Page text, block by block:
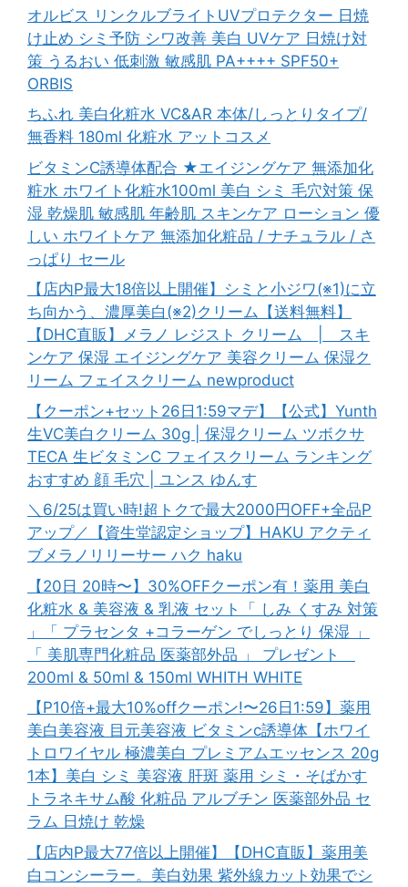
オルビス リンクルブライトUVプロテクター 日焼
け止め シミ予防 シワ改善 美白 UVケア 日焼け対
策 うるおい 低刺激 敏感肌 PA++++ SPF50+
ORBIS
ちふれ 美白化粧水 VC&AR 本体/しっとりタイプ/
無香料 180ml 化粧水 アットコスメ
ビタミンC誘導体配合 ★エイジングケア 無添加化
粧水 ホワイト化粧水100ml 美白 シミ 毛穴対策 保
湿 乾燥肌 敏感肌 年齢肌 スキンケア ローション 優
しい ホワイトケア 無添加化粧品 / ナチュラル / さ
っぱり セール
【店内P最大18倍以上開催】シミと小ジワ(※1)に立
ち向かう、濃厚美白(※2)クリーム【送料無料】
【DHC直販】メラノ レジスト クリーム | スキ
ンケア 保湿 エイジングケア 美容クリーム 保湿ク
リーム フェイスクリーム newproduct
【クーポン+セット26日1:59マデ】【公式】Yunth
生VC美白クリーム 30g | 保湿クリーム ツボクサ
TECA 生ビタミンC フェイスクリーム ランキング
おすすめ 顔 毛穴 | ユンス ゆんす
＼6/25は買い時!超トクで最大2000円OFF+全品P
アップ／【資生堂認定ショップ】HAKU アクティ
ブメラノリリーサー ハク haku
【20日 20時〜】30%OFFクーポン有！薬用 美白
化粧水 & 美容液 & 乳液 セット「 しみ くすみ 対策
」「 プラセンタ +コラーゲン でしっとり 保湿 」
「 美肌専門化粧品 医薬部外品 」 プレゼント
200ml & 50ml & 150ml WHITH WHITE
【P10倍+最大10%offクーポン!〜26日1:59】薬用
美白美容液 目元美容液 ビタミンc誘導体【ホワイ
トロワイヤル 極濃美白 プレミアムエッセンス 20g
1本】美白 シミ 美容液 肝斑 薬用 シミ・そばかす
トラネキサム酸 化粧品 アルブチン 医薬部外品 セ
ラム 日焼け 乾燥
【店内P最大77倍以上開催】【DHC直販】薬用美
白コンシーラー。美白効果 紫外線カット効果でシ